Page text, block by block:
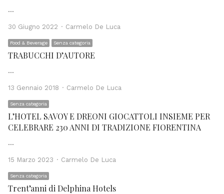
…
30 Giugno 2022 Author
Carmelo De Luca
Food & Beverage Senza categoria
TRABUCCHI D’AUTORE
…
13 Gennaio 2018 Author
Carmelo De Luca
Senza categoria
L’HOTEL SAVOY E DREONI GIOCATTOLI INSIEME PER
CELEBRARE 230 ANNI DI TRADIZIONE FIORENTINA
…
15 Marzo 2023 Author
Carmelo De Luca
Senza categoria
Trent’anni di Delphina Hotels